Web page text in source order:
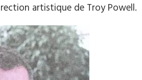
artistique de Troy Powell.